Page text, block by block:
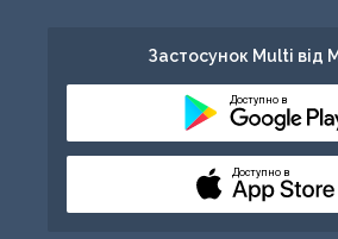
Застосунок Multi від
Доступно в
Доступно в